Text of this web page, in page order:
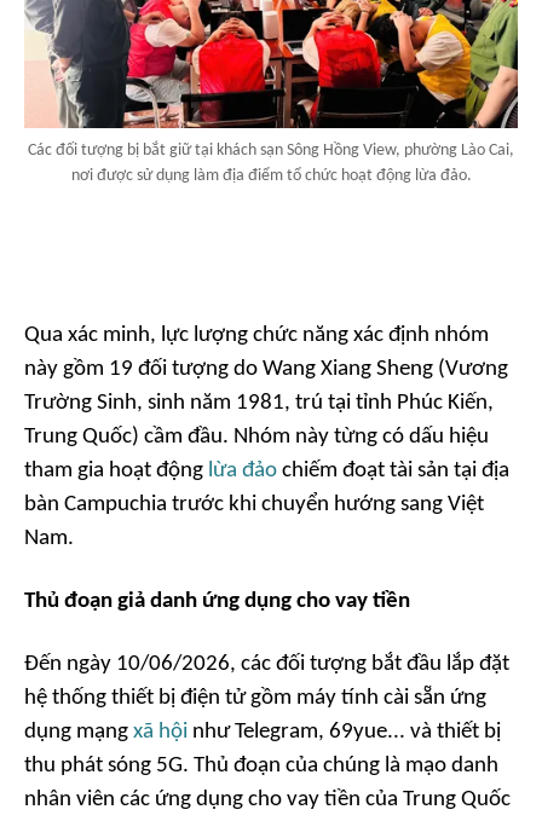
Các đối tượng bị bắt giữ tại khách sạn Sông Hồng View, phường Lào Cai,
nơi được sử dụng làm địa điểm tổ chức hoạt động lừa đảo.
Qua xác minh, lực lượng chức năng xác định nhóm
này gồm 19 đối tượng do Wang Xiang Sheng (Vương
Trường Sinh, sinh năm 1981, trú tại tỉnh Phúc Kiến,
Trung Quốc) cầm đầu. Nhóm này từng có dấu hiệu
tham gia hoạt động lừa đảo chiếm đoạt tài sản tại địa
bàn Campuchia trước khi chuyển hướng sang Việt
Nam.
Thủ đoạn giả danh ứng dụng cho vay tiền
Đến ngày 10/06/2026, các đối tượng bắt đầu lắp đặt
hệ thống thiết bị điện tử gồm máy tính cài sẵn ứng
dụng mạng xã hội như Telegram, 69yue... và thiết bị
thu phát sóng 5G. Thủ đoạn của chúng là mạo danh
nhân viên các ứng dụng cho vay tiền của Trung Quốc